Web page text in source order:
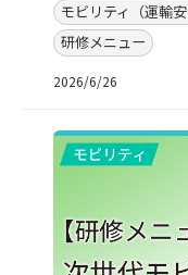
モビリティ（運輸
研修メニュー
2026/6/26